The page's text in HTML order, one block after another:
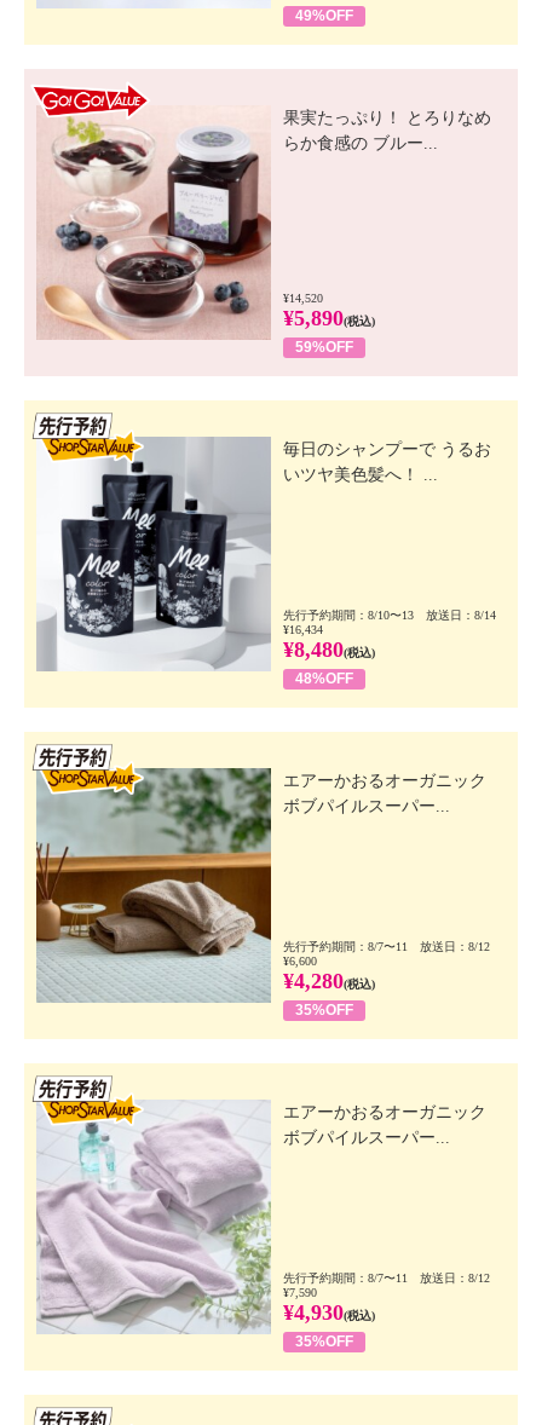
49%OFF
果実たっぷり！ とろりなめ
らか食感の ブルー...
¥14,520
¥5,890(税込)
59%OFF
毎日のシャンプーで うるお
いツヤ美色髪へ！ ...
先行予約期間：8/10〜13 放送日：8/14
¥16,434
¥8,480(税込)
48%OFF
エアーかおるオーガニック
ボブパイルスーパー...
先行予約期間：8/7〜11 放送日：8/12
¥6,600
¥4,280(税込)
35%OFF
エアーかおるオーガニック
ボブパイルスーパー...
先行予約期間：8/7〜11 放送日：8/12
¥7,590
¥4,930(税込)
35%OFF